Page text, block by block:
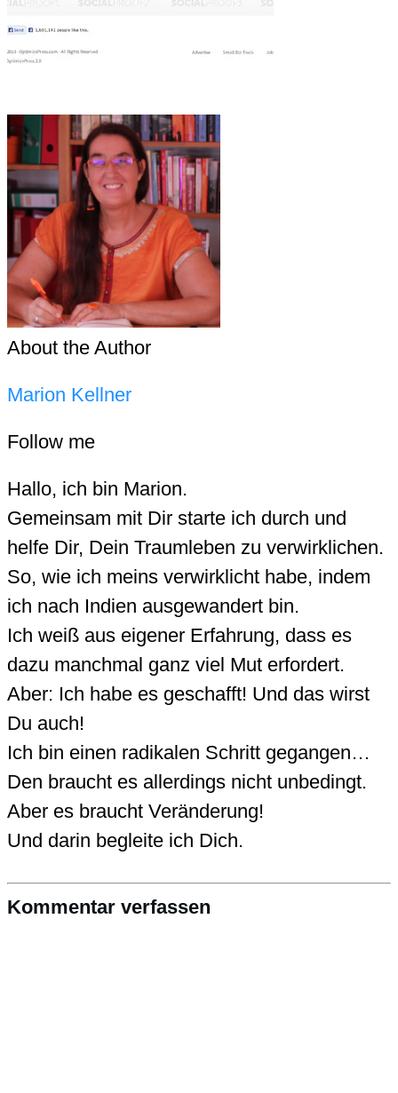
About the Author
Marion Kellner
Follow me
Hallo, ich bin Marion.
Gemeinsam mit Dir starte ich durch und
helfe Dir, Dein Traumleben zu verwirklichen.
So, wie ich meins verwirklicht habe, indem
ich nach Indien ausgewandert bin.
Ich weiß aus eigener Erfahrung, dass es
dazu manchmal ganz viel Mut erfordert.
Aber: Ich habe es geschafft! Und das wirst
Du auch!
Ich bin einen radikalen Schritt gegangen…
Den braucht es allerdings nicht unbedingt.
Aber es braucht Veränderung!
Und darin begleite ich Dich.
Kommentar verfassen